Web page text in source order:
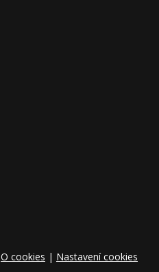
O cookies | Nastavení cookies